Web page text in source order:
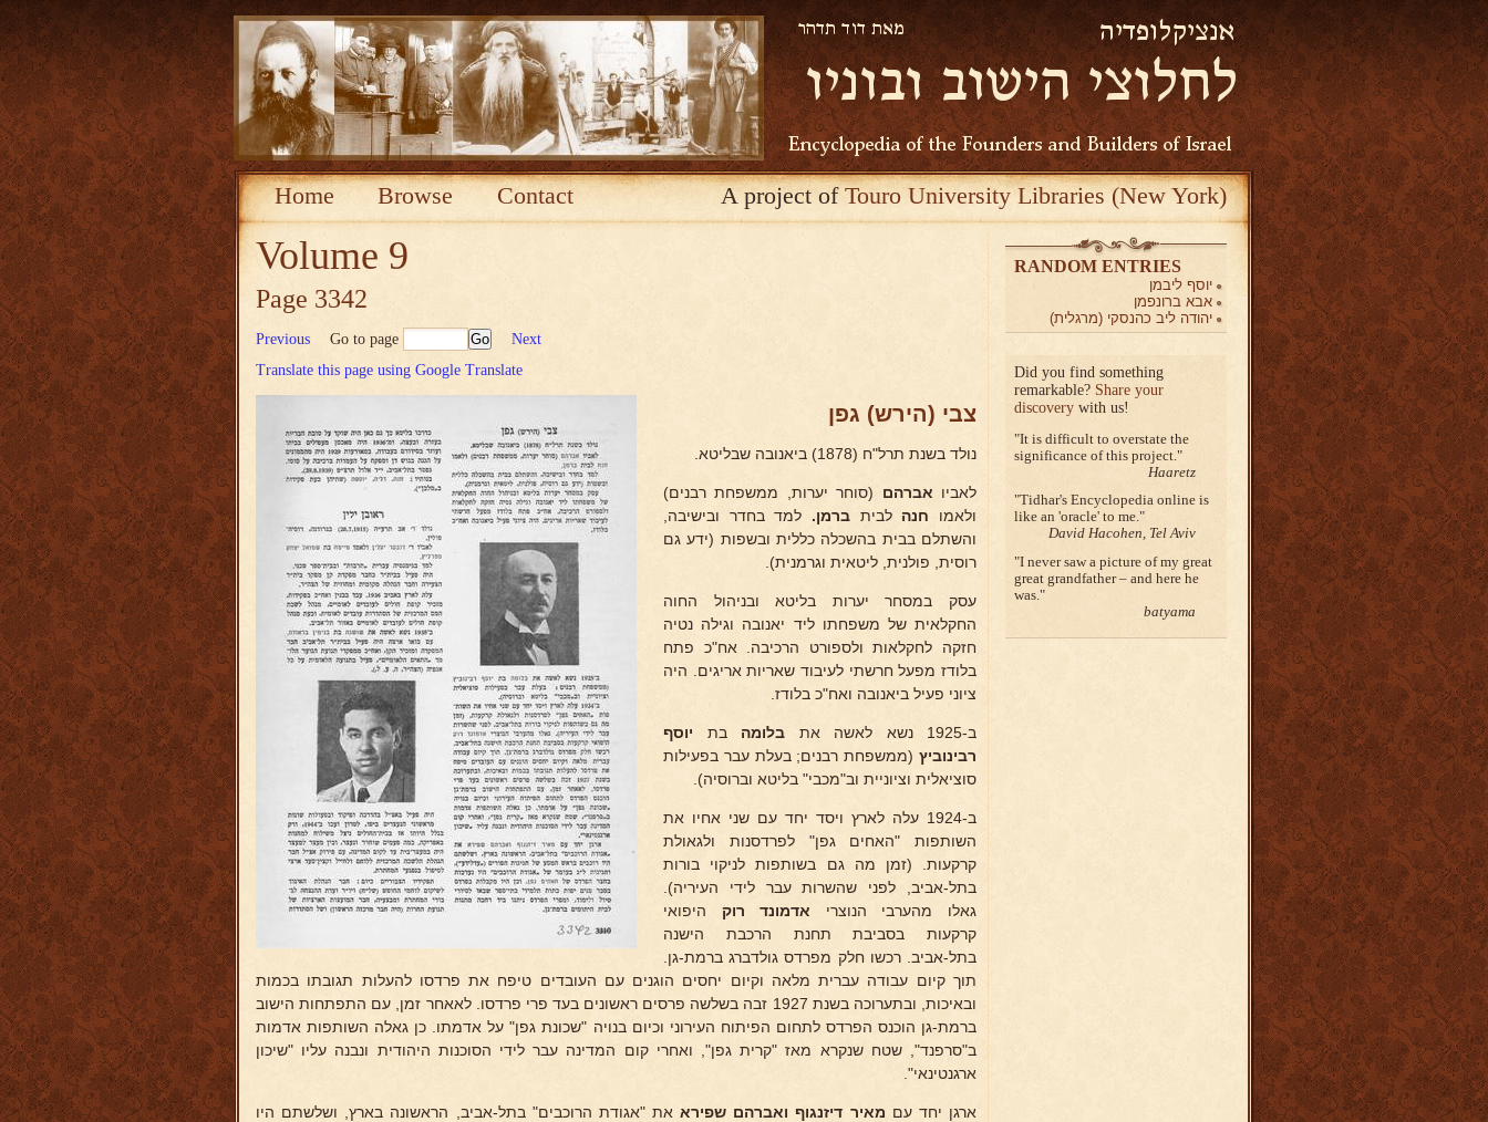
Home Browse Contact A project ofTouro University Libraries (New York)
Volume 9
Page 3342
Previous Go to page
Next
Translate this page using Google Translate
צבי (הירש) גפן
נולד בשנת תרל"ח (1878) ביאנובה שבליטא.
לאביו אברהם (סוחר יערות, ממשפחת רבנים)
ולאמו חנהלבית ברמן. למד בחדר ובישיבה,
והשתלם בבית בהשכלה כללית ובשפות (ידע גם
רוסית, פולנית, ליטאית וגרמנית).
עסק במסחר יערות בליטא ובניהול החוה
החקלאית של משפחתו ליד יאנובה וגילה נטיה
חזקה לחקלאות ולספורט הרכיבה. אח"כ פתח
בלודז מפעל חרשתי לעיבוד שאריות אריגים. היה
ציוני פעיל ביאנובה ואח"כ בלודז.
ב-1925 נשא לאשה את בלומה בת יוסף
רבינוביץ (ממשפחת רבנים; בעלת עבר בפעילות
סוציאלית וציוניית וב"מכבי" בליטא וברוסיה).
ב-1924 עלה לארץ ויסד יחד עם שני אחיו את
השותפות "האחים גפן" לפרדסנות ולגאולת
קרקעות. (זמן מה גם בשותפות לניקוי בורות
בתל-אביב, לפני שהשרות עבר לידי העיריה).
גאלו מהערבי הנוצרי אדמונד רוק היפואי
קרקעות בסביבת תחנת הרכבת הישנה
בתל-אביב. רכשו חלק מפרדס גולדברג ברמת-גן.
תוך קיום עבודה עברית מלאה וקיום יחסים הוגנים עם העובדים טיפח את פרדסו להעלות תגובתו בכמות
ובאיכות, ובתערוכה בשנת 1927 זבה בשלשה פרסים ראשונים בעד פרי פרדסו. לאאחר זמן, עם התפתחות הישוב
ברמת-גן הוכנס הפרדס לתחום הפיתוח העירוני וכיום בנויה "שכונת גפן" על אדמתו. כן גאלה השותפות אדמות
ב"סרפנד", שטח שנקרא מאז "קרית גפן", ואחרי קום המדינה עבר לידי הסוכנות היהודית ונבנה עליו "שיכון
ארגנטינאי".
ארגן יחד עם מאיר דיזנגוף ואברהם שפיראאת "אגודת הרוכבים" בתל-אביב, הראשונה בארץ, ושלשתם היו
RANDOM ENTRIES
יוסף ליבמן
אבא ברונפמן
יהודה ליב כהנסקי (מרגלית)
Did you find something
remarkable? Share your
discovery with us!
It is difficult to overstate the
significance of this project.
Haaretz
Tidhar's Encyclopedia online is
like an 'oracle' to me.
David Hacohen, Tel Aviv
I never saw a picture of my great
great grandfather – and here he
was.
batyama